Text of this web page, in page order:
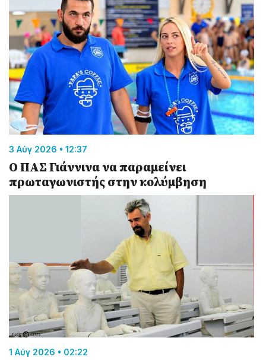
3 Αύγ 2026 • 12:37
Ο ΠΑΣ Γιάννινα να παραμείνει
πρωταγωνιστής στην κολύμβηση
1 Αύγ 2026 • 02:22